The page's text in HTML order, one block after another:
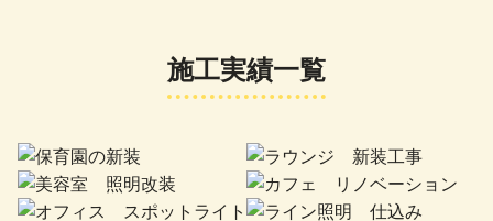
施工実績一覧